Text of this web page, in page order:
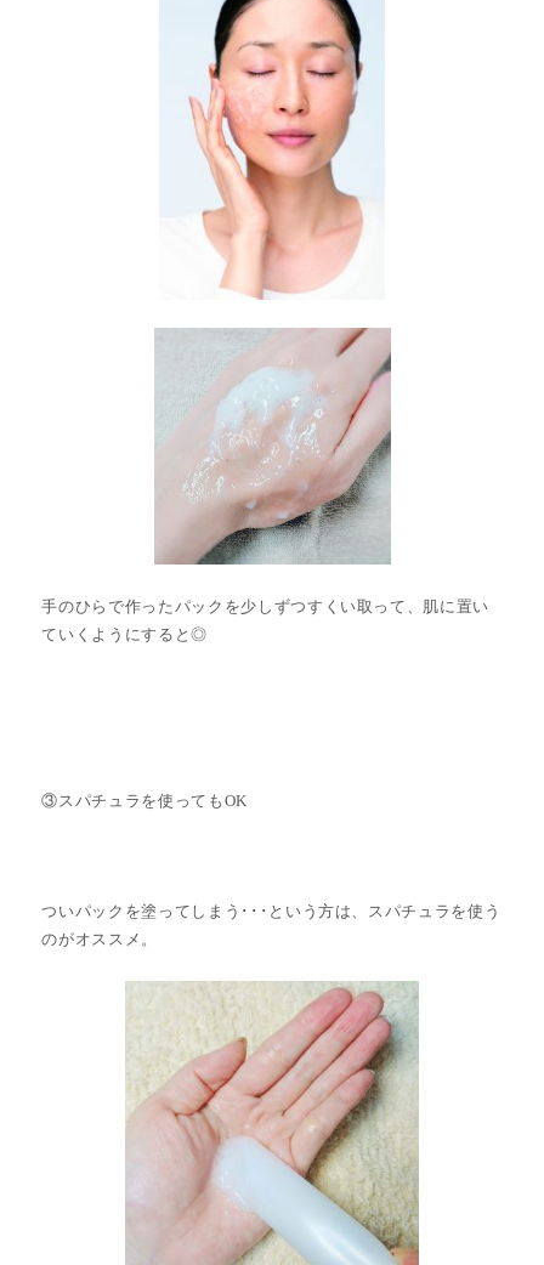
手のひらで作ったパックを少しずつすくい取って、肌に置い
ていくようにすると◎
③スパチュラを使ってもOK
ついパックを塗ってしまう･･･という方は、スパチュラを使う
のがオススメ。